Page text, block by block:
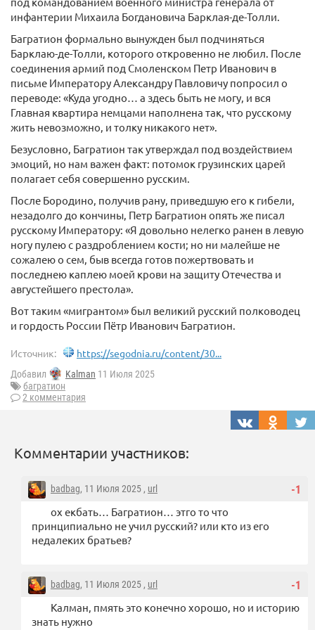
инфантерии Михаила Богдановича Барклая-де-Толли.
Багратион формально вынужден был подчиняться
Барклаю-де-Толли, которого откровенно не любил. После
соединения армий под Смоленском Петр Иванович в
письме Императору Александру Павловичу попросил о
переводе: «Куда угодно… а здесь быть не могу, и вся
Главная квартира немцами наполнена так, что русскому
жить невозможно, и толку никакого нет».
Безусловно, Багратион так утверждал под воздействием
эмоций, но нам важен факт: потомок грузинских царей
полагает себя совершенно русским.
После Бородино, получив рану, приведшую его к гибели,
незадолго до кончины, Петр Багратион опять же писал
русскому Императору: «Я довольно нелегко ранен в левую
ногу пулею с раздроблением кости; но ни малейше не
сожалею о сем, быв всегда готов пожертвовать и
последнею каплею моей крови на защиту Отечества и
августейшего престола».
Вот таким «мигрантом» был великий русский полководец
и гордость России Пётр Иванович Багратион.
Источник: https://segodnia.ru/content/30...
Добавил Kalman 11 Июля 2025
багратион
2 комментария
Комментарии участников:
-1
badbag, 11 Июля 2025 , url
ох екбать… Багратион… этго то что
принципиально не учил русский? или кто из его
недалеких братьев?
-1
badbag, 11 Июля 2025 , url
Калман, пмять это конечно хорошо, но и историю
знать нужно